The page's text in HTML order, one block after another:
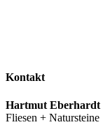
Kontakt
Hartmut Eberhardt
Fliesen + Natursteine